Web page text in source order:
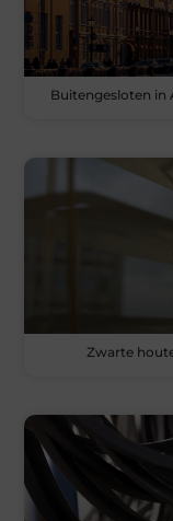
Buitengesloten in
Zwarte